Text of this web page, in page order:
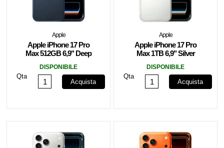
Apple
Apple iPhone 17 Pro
Max 512GB 6,9" Deep
DISPONIBILE
Qta
Acquista
Apple
Apple iPhone 17 Pro
Max 1TB 6,9" Silver
DISPONIBILE
Qta
Acquista